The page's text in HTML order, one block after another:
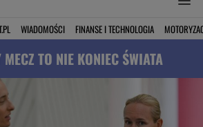
WIADOMOŚCI FINANSE I TECHNOLOGIA
TO NIE KONIEC ŚWIATA